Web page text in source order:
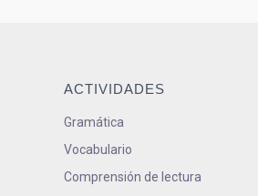
ACTIVIDADES
Gramática
Vocabulario
Comprensión de lectura